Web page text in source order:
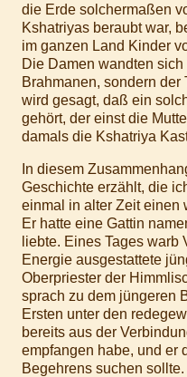
die Erde solchermaßen
Kshatriyas beraubt war,
im ganzen Land Kinder
Die Damen wandten
Brahmanen, sondern der
wird gesagt, daß ein
gehört, der einst die
damals die Kshatriya
In diesem
Geschichte erzählt, die
einmal in alter Zeit einen
Er hatte eine Gattin
liebte. Eines Tages warb
Energie ausgestattete
Oberpriester der
sprach zu dem jüngeren
Ersten unter den
bereits aus der
empfangen habe, und er
Begehrens suchen